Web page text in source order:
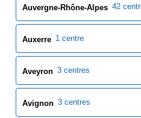
Bar-le-Duc 0 centres
Bas-Rhin 4 centres
Bayeux 1 centre
Bayonne 1 centre